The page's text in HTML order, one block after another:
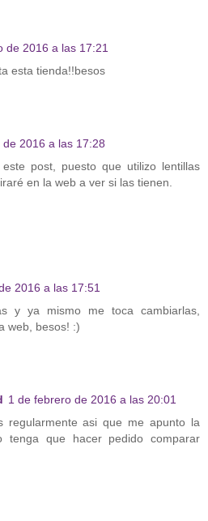
de 2016 a las 17:21
esta tienda!!besos
2016 a las 17:28
post, puesto que utilizo lentillas
en la web a ver si las tienen.
2016 a las 17:51
y ya mismo me toca cambiarlas,
web, besos! :)
1 de febrero de 2016 a las 20:01
regularmente asi que me apunto la
tenga que hacer pedido comparar